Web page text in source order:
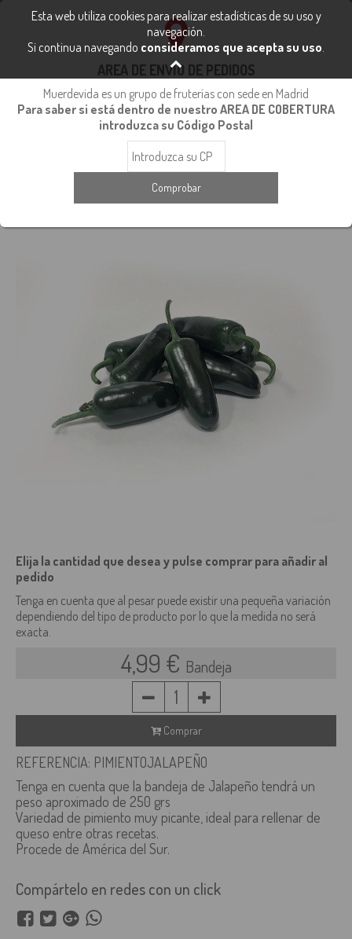
FRUTA Y VERDURA FRESCA
91 112 40 48
info@fruteriasmuerdevida.com
Inicio Verduras Hortalizas
Pimiento Jalapeño
Elija la cantidad que desea y pulse comprar para añadir al
pedido
Tenga en cuenta que al pesar puede existir una pequeña variación
dependiendo del tipo de producto por lo que la medida no será
exacta.
4,99 € Bandeja
1
Comprar
REFERENCIA: PIMIENTOJALAPEÑO
Tenga en cuenta que la bandeja de Jalapeño tendrá un
peso aproximado de 250 grs
Variedad de pimiento muy picante, ideal para rellenar de
queso entre otras recetas.
Procede de América del Sur.
Compártelo en redes con un click
Esta web utiliza cookies para realizar estadísticas de su uso y
navegación.
Si continua navegando consideramos que acepta su uso.
AREA DE ENVÍO DE PEDIDOS
Muerdevida es un grupo de fruterías con sede en Madrid
Para saber si está dentro de nuestro AREA DE COBERTURA
introduzca su Código Postal